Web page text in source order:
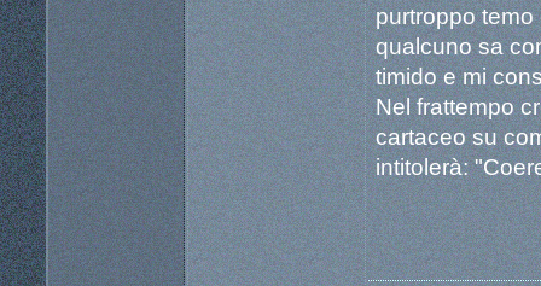
purtroppo temo
qualcuno sa
timido e mi
Nel frattempo
cartaceo su
intitolerà: